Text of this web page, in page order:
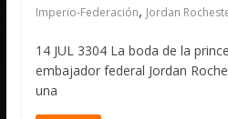
Imperio-Federación, Jordan
14 JUL 3304 La boda de la
embajador federal Jordan
una